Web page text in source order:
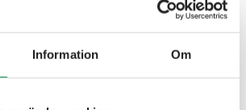
Information Om